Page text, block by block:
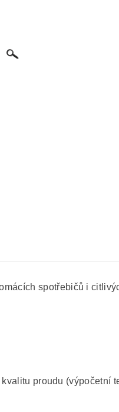
spotřebičů i
proudu (výpočetní